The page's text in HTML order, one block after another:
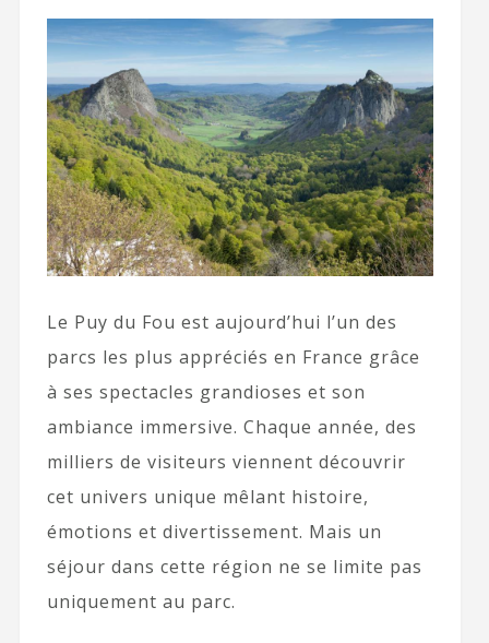
Le Puy du Fou est aujourd’hui l’un des
parcs les plus appréciés en France grâce
à ses spectacles grandioses et son
ambiance immersive. Chaque année, des
milliers de visiteurs viennent découvrir
cet univers unique mêlant histoire,
émotions et divertissement. Mais un
séjour dans cette région ne se limite pas
uniquement au parc.